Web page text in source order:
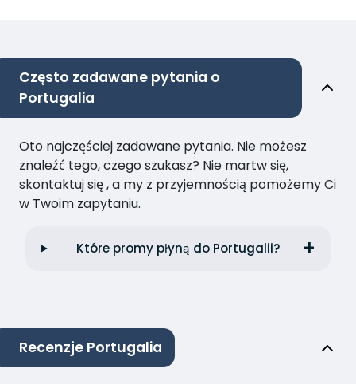
Często zadawane pytania o
Portugalia
Oto najczęściej zadawane pytania. Nie możesz
znaleźć tego, czego szukasz? Nie martw się,
skontaktuj się , a my z przyjemnością pomożemy Ci
w Twoim zapytaniu.
Które promy płyną do Portugalii?
Recenzje Portugalia